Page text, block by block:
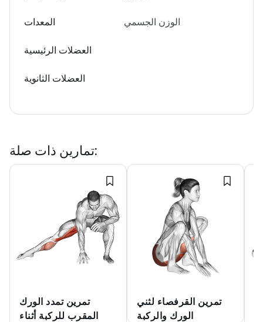
المعدات الوزن الجسمي
العضلات الرئيسية
العضلات الثانوية
تمارين ذات صلة:
تمرين تمدد الورك
المقرب للركبة أثناء
تمرين القرفصاء لثني
الورك والركبة